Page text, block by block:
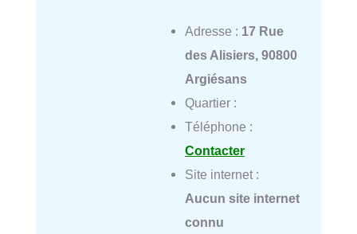
Adresse : 17 Rue
des Alisiers, 90800
Argiésans
Quartier :
Téléphone :
Contacter
Site internet :
Aucun site internet
connu